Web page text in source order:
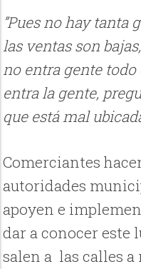
”Pues no hay tanta
las ventas son
no entra gente
entra la gente,
que está mal
Comerciantes
autoridades
apoyen e
dar a conocer este
salen a las calles